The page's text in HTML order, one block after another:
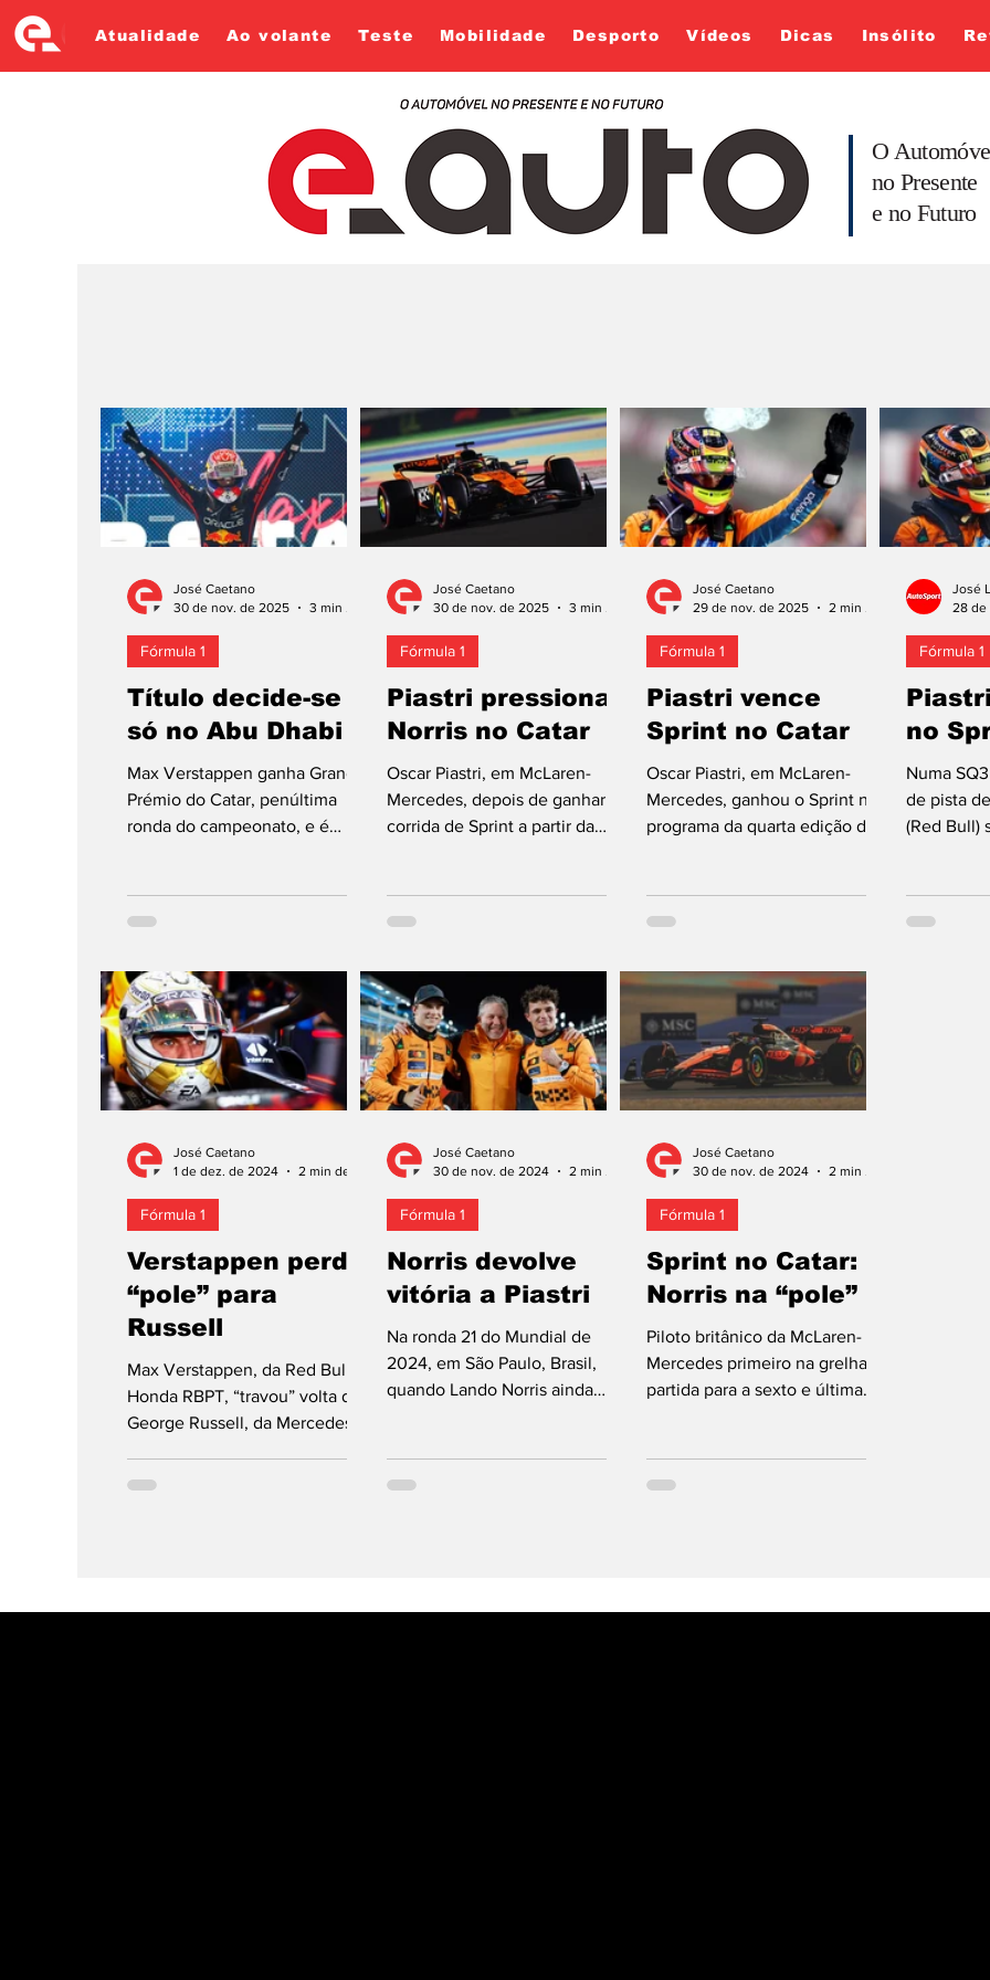
Atualidade Ao volante Teste Mobilidade Desporto Vídeos Dicas Insólito
O
no Presente
e no Futuro
Título decide-se
só no Abu Dhabi
Max Verstappen ganha Grande
Prémio do Catar, penúltima
ronda do campeonato, e é
mais quatro do que Oscar
Honda RBPT derrota McLaren-
Mercedes na estratégia de
corrida e adia decisão do título
de pilotos para o próximo
domingo, 7 de dezembro, no
Lando Norris, da McLaren-
Mercedes, não cumpriu o
objetivo de ganhar o primeiro
título de pilotos na
Fórmula 1
José Caetano
30 de nov. de 2025
3 min de leitura
Piastri pressiona
Norris no Catar
Oscar Piastri, em McLaren-
Mercedes, depois de ganhar a
corrida de Sprint a partir da
edição do Grande Prémio do
Mundial de 2025. O piloto
australiano derrotou Lando
Norris, o companheiro de
equipa e comandante do
campeonato, por 0,108 s. O
título este domingo… Oscar
Piastri, da McLaren-Mercedes,
ganhou os primeiros dois
“rounds” do combat
Fórmula 1
José Caetano
30 de nov. de 2025
3 min de leitura
Piastri vence
Sprint no Catar
Oscar Piastri, em McLaren-
Mercedes, ganhou o Sprint no
programa da quarta edição do
australiano neste formato
todos em Lusail). Ainda esta
tarde (18h00 em Portugal
Continental), qualificação para
o Grande Prémio de amanhã
(16h00), que pode decidir tudo
Oscar Piastri, da McLaren-
Mercedes, converteu a “pole
position” em vitória no Sprint
do Gran
Fórmula 1
José Caetano
29 de nov. de 2025
2 min de leitura
no
Numa
de pista
(Red Bull)
piloto da
Fórmula 1
José
28 de
Verstappen perde
“pole” para
Russell
Max Verstappen, da Red Bull-
Honda RBPT, “travou” volta de
George Russell, da Mercedes,
os monolugares, e o...
Fórmula 1
José Caetano
1 de dez. de 2024
Norris devolve
vitória a Piastri
Na ronda 21 do Mundial de
2024, em São Paulo, Brasil,
quando Lando Norris ainda
Fórmula 1
José Caetano
30 de nov. de 2024
2 min de leitura
Sprint no Catar:
Norris na “pole”
Piloto britânico da McLaren-
Mercedes primeiro na grelha de
partida para a sexto e última
Fórmula 1
José Caetano
30 de nov. de 2024
2 min de leitura